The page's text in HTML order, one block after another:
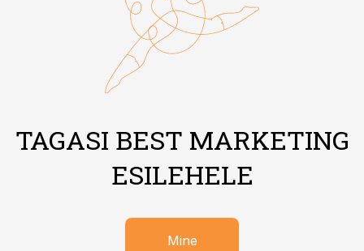
TAGASI BEST MARKETING
ESILEHELE
Mine